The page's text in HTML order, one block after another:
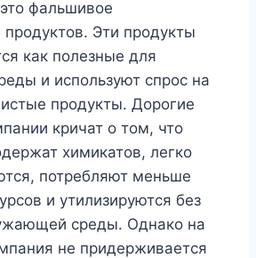
фальшивое
продуктов. Эти продукты
как полезные для
и используют спрос на
продукты. Дорогие
кричат ​​о том, что
химикатов, легко
потребляют меньше
и утилизируются без
среды. Однако на
не придерживается